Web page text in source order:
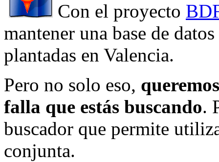
Con el proyecto
mantener una base de
plantadas en Valencia.
Pero no solo eso,
falla que estás buscando.
buscador que permite
conjunta.